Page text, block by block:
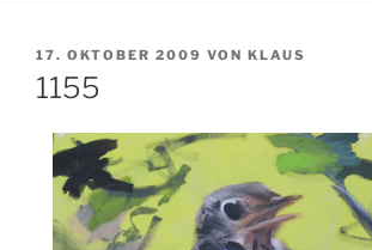
VERÖFFENTLICHT
AM
17. OKTOBER 2009 VON KLAUS
1155